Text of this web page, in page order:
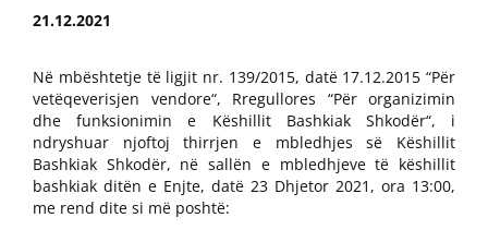
21.12.2021
Në mbështetje të ligjit nr. 139/2015, datë 17.12.2015 “Për
vetëqeverisjen vendore“, Rregullores “Për organizimin
dhe funksionimin e Këshillit Bashkiak Shkodër“, i
ndryshuar njoftoj thirrjen e mbledhjes së Këshillit
Bashkiak Shkodër, në sallën e mbledhjeve të këshillit
bashkiak ditën e Enjte, datë 23 Dhjetor 2021, ora 13:00,
me rend dite si më poshtë: